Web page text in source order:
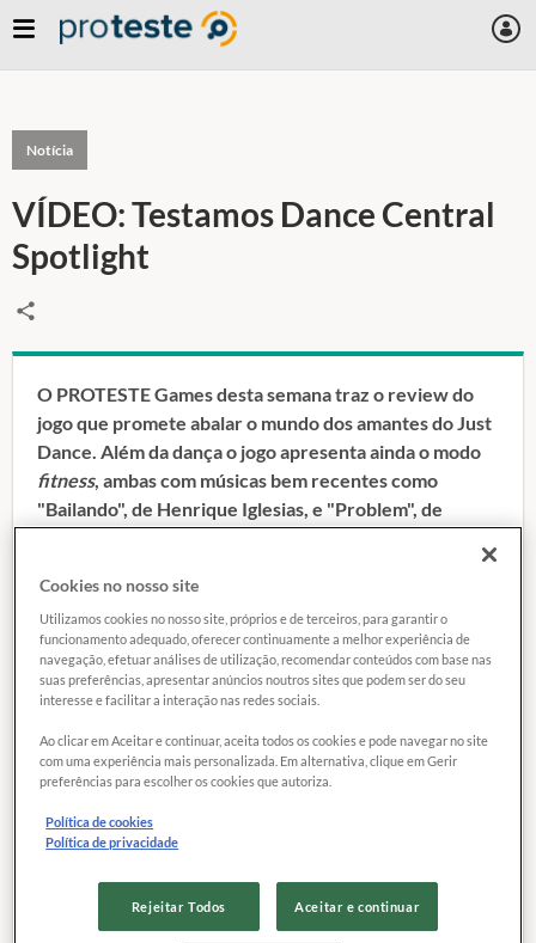
Notícia
VÍDEO: Testamos Dance Central
Spotlight
O PROTESTE Games desta semana traz o review do
jogo que promete abalar o mundo dos amantes do Just
Dance. Além da dança o jogo apresenta ainda o modo
fitness, ambas com músicas bem recentes como
"Bailando", de Henrique Iglesias, e "Problem", de
26 setembro 2014
Spotlight capta o movimento do corpo inteiro do
jogador – ou seja,neste jogo, para conseguir pontuação
inclusive o movimento das pernas.
mesmo se exercitar.
Cookies no nosso site
Utilizamos cookies no nosso site, próprios e de terceiros, para garantir o
funcionamento adequado, oferecer continuamente a melhor experiência de
navegação, efetuar análises de utilização, recomendar conteúdos com base nas
suas preferências, apresentar anúncios noutros sites que podem ser do seu
interesse e facilitar a interação nas redes sociais.
Ao clicar em Aceitar e continuar, aceita todos os cookies e pode navegar no site
com uma experiência mais personalizada. Em alternativa, clique em Gerir
preferências para escolher os cookies que autoriza.
Política de cookies
Política de privacidade
Rejeitar Todos Aceitar e continuar